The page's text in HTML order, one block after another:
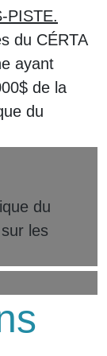
PISTE.
du CÉRTA
ayant
de la
du
du
les